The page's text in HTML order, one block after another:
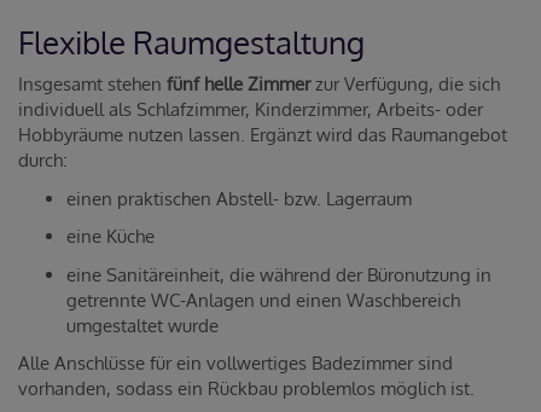
Flexible Raumgestaltung
Insgesamt stehen fünf helle Zimmerzur Verfügung, die sich
individuell als Schlafzimmer, Kinderzimmer, Arbeits- oder
Hobbyräume nutzen lassen. Ergänzt wird das Raumangebot
durch:
einen praktischen Abstell- bzw. Lagerraum
eine Küche
eine Sanitäreinheit, die während der Büronutzung in
getrennte WC-Anlagen und einen Waschbereich
umgestaltet wurde
Alle Anschlüsse für ein vollwertiges Badezimmer sind
vorhanden, sodass ein Rückbau problemlos möglich ist.